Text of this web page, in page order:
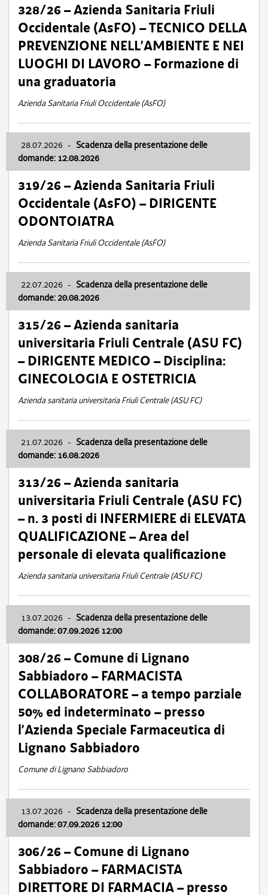
328/26 – Azienda Sanitaria Friuli
Occidentale (AsFO) – TECNICO DELLA
PREVENZIONE NELL’AMBIENTE E NEI
LUOGHI DI LAVORO – Formazione di
una graduatoria
Azienda Sanitaria Friuli Occidentale (AsFO)
28.07.2026 - Scadenza della presentazione delle
domande: 12.08.2026
319/26 – Azienda Sanitaria Friuli
Occidentale (AsFO) – DIRIGENTE
ODONTOIATRA
Azienda Sanitaria Friuli Occidentale (AsFO)
22.07.2026 - Scadenza della presentazione delle
domande: 20.08.2026
315/26 – Azienda sanitaria
universitaria Friuli Centrale (ASU FC)
– DIRIGENTE MEDICO – Disciplina:
GINECOLOGIA E OSTETRICIA
Azienda sanitaria universitaria Friuli Centrale (ASU FC)
21.07.2026 - Scadenza della presentazione delle
domande: 16.08.2026
313/26 – Azienda sanitaria
universitaria Friuli Centrale (ASU FC)
– n. 3 posti di INFERMIERE di ELEVATA
QUALIFICAZIONE – Area del
personale di elevata qualificazione
Azienda sanitaria universitaria Friuli Centrale (ASU FC)
13.07.2026 - Scadenza della presentazione delle
domande: 07.09.2026 12:00
308/26 – Comune di Lignano
Sabbiadoro – FARMACISTA
COLLABORATORE – a tempo parziale
50% ed indeterminato – presso
l’Azienda Speciale Farmaceutica di
Lignano Sabbiadoro
Comune di Lignano Sabbiadoro
13.07.2026 - Scadenza della presentazione delle
domande: 07.09.2026 12:00
306/26 – Comune di Lignano
Sabbiadoro – FARMACISTA
DIRETTORE DI FARMACIA – presso